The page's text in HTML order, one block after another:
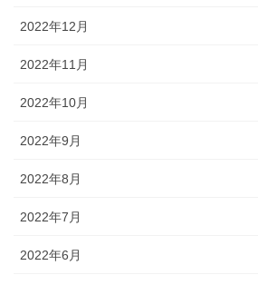
2022年12月
2022年11月
2022年10月
2022年9月
2022年8月
2022年7月
2022年6月